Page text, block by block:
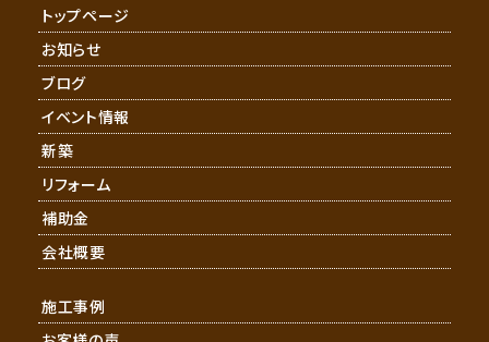
トップページ
お知らせ
ブログ
イベント情報
新築
リフォーム
補助金
会社概要
施工事例